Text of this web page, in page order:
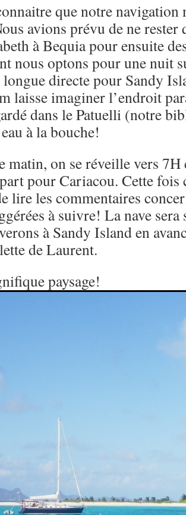
que notre navigation
avions prévu de ne rester
à Bequia pour ensuite
nous optons pour une nuit
longue directe pour Sandy
laisse imaginer l’endroit
dans le Patuelli (notre
à la bouche!
matin, on se réveille vers 7H
pour Cariacou. Cette fois
lire les commentaires
à suivre! La nave
à Sandy Island en
de Laurent.
paysage!